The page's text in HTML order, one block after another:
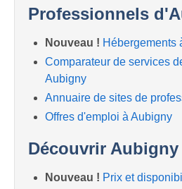
Professionnels
Nouveau ! Hébergements
Comparateur de services
Aubigny
Annuaire de sites de
Offres d'emploi à Aubigny
Découvrir Aubigny
Nouveau ! Prix et